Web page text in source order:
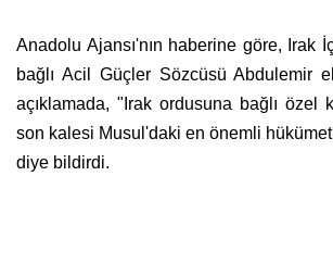
Anadolu Ajansı'nın haberine göre, Irak
bağlı Acil Güçler Sözcüsü Abdulemir
açıklamada, "Irak ordusuna bağlı özel
son kalesi Musul'daki en önemli hükümet
diye bildirdi.